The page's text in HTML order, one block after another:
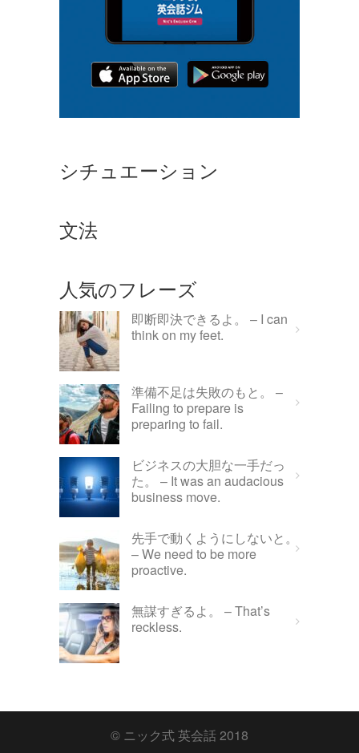
シチュエーション
文法
人気のフレーズ
即断即決できるよ。 – I can
think on my feet.
準備不足は失敗のもと。 –
Failing to prepare is
preparing to fail.
ビジネスの大胆な一手だっ
た。 – It was an audacious
business move.
先手で動くようにしないと。
– We need to be more
proactive.
無謀すぎるよ。 – That’s
reckless.
© ニック式 英会話 2018